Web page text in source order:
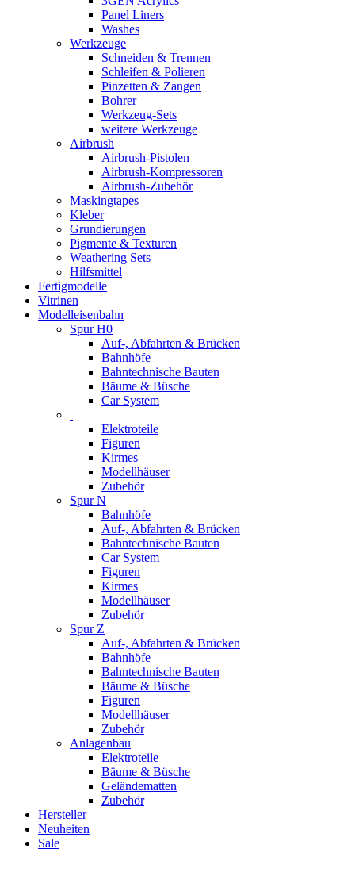
Panel Liners
Washes
Werkzeuge
Schneiden & Trennen
Schleifen & Polieren
Pinzetten & Zangen
Bohrer
Werkzeug-Sets
weitere Werkzeuge
Airbrush
Airbrush-Pistolen
Airbrush-Kompressoren
Airbrush-Zubehör
Maskingtapes
Kleber
Grundierungen
Pigmente & Texturen
Weathering Sets
Hilfsmittel
Fertigmodelle
Vitrinen
Modelleisenbahn
Spur H0
Auf-, Abfahrten & Brücken
Bahnhöfe
Bahntechnische Bauten
Bäume & Büsche
Car System
Elektroteile
Figuren
Kirmes
Modellhäuser
Zubehör
Spur N
Bahnhöfe
Auf-, Abfahrten & Brücken
Bahntechnische Bauten
Car System
Figuren
Kirmes
Modellhäuser
Zubehör
Spur Z
Auf-, Abfahrten & Brücken
Bahnhöfe
Bahntechnische Bauten
Bäume & Büsche
Figuren
Modellhäuser
Zubehör
Anlagenbau
Elektroteile
Bäume & Büsche
Geländematten
Zubehör
Hersteller
Neuheiten
Sale